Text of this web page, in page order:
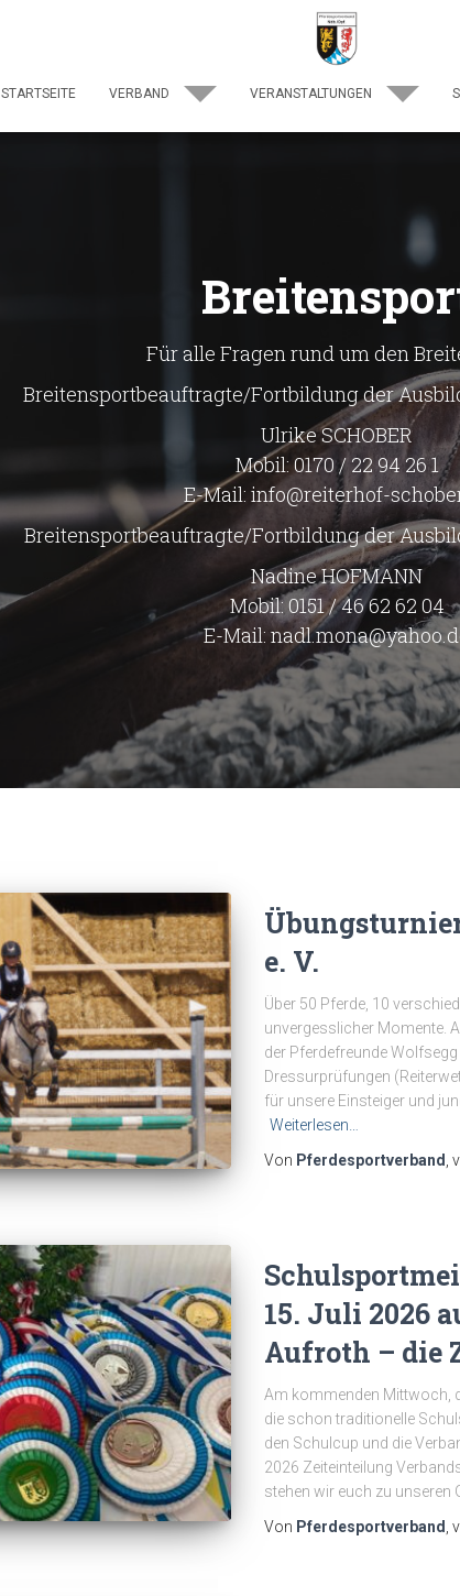
STARTSEITE VERBAND VERANSTALTUNGEN
Für alle Fragen rund um den
Breitensportbeauftragte/Fortbildung der
Ulrike SCHOBER
Mobil: 0170 / 22 94 26 1
E-Mail: info@reiterhof-
Breitensportbeauftragte/Fortbildung der
Nadine HOFMANN
Mobil: 0151 / 46 62 62 04
E-Mail:
e. V.
Über 50 Pferde, 10
unvergesslicher Momente.
der Pferdefreunde
Dressurprüfungen
für unsere Einsteiger und
Weiterlesen…
Von Pferdesportverband ,
15. Juli 2026
Aufroth – die
Am kommenden Mittwoch,
die schon traditionelle
den Schulcup und die
2026 Zeiteinteilung
stehen wir euch zu
Von Pferdesportverband ,